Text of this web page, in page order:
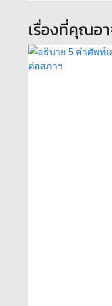
เรื่องที่คุณอ